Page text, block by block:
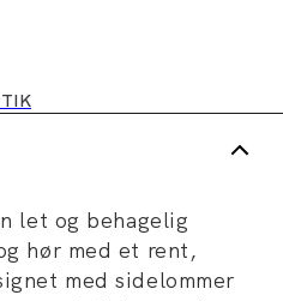
let og behagelig
hør med et rent,
med sidelommer